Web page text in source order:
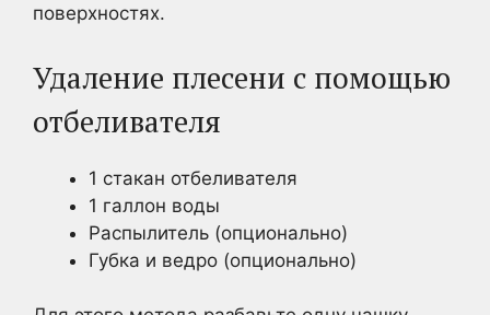
поверхностях.
Удаление плесени с помощью
отбеливателя
1 стакан отбеливателя
1 галлон воды
Распылитель (опционально)
Губка и ведро (опционально)